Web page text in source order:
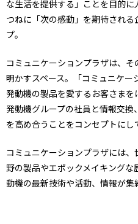
な生活を提供する」ことを目的に
つねに「次の感動」を期待され
プ。
コミュニケーションプラザは、
明かすスペース。「コミュニケ
発動機の製品を愛するお客さま
発動機グループの社員と情報交
を高め合うことをコンセプトにし
コミュニケーションプラザには
野の製品やエポックメイキング
動機の最新技術や活動、情報が集